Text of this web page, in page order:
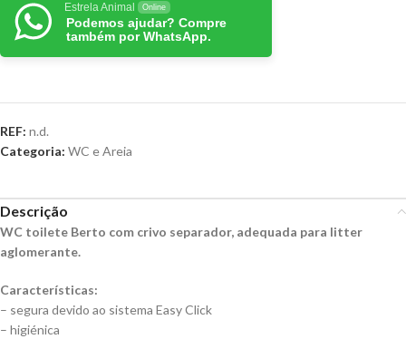
Estrela Animal Online
Podemos ajudar? Compre
também por WhatsApp.
REF: n.d.
Categoria: WC e Areia
Descrição
WC toilete Berto com crivo separador, adequada para litter
aglomerante.
Características:
– segura devido ao sistema Easy Click
– higiénica